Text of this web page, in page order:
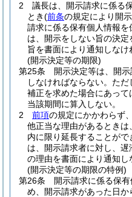
2
議長は、開示請求に係る
とき(前条の規定により開
請求に係る保有個人情報
は、開示をしない旨の決
旨を書面により通知しなけ
(開示決定等の期限)
第25条
開示決定等は、開
しなければならない。 ただ
補正を求めた場合にあって
当該期間に算入しない。
2
前項の規定にかかわらず
他正当な理由があるときは、
内に限り延長することがで
は、開示請求者に対し、
の理由を書面により通知し
(開示決定等の期限の特例)
第26条
開示請求に係る保
め、開示請求があった日